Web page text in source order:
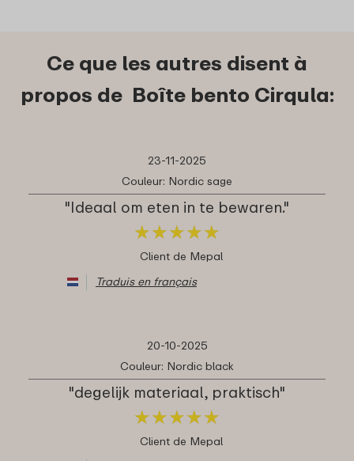
Ce que les autres disent à
propos de Boîte bento Cirqula:
23-11-2025
Couleur: Nordic sage
"Ideaal om eten in te bewaren."
★★★★★
★★★★★
Client de Mepal
Traduis en français
20-10-2025
Couleur: Nordic black
"degelijk materiaal, praktisch"
★★★★★
★★★★★
Client de Mepal